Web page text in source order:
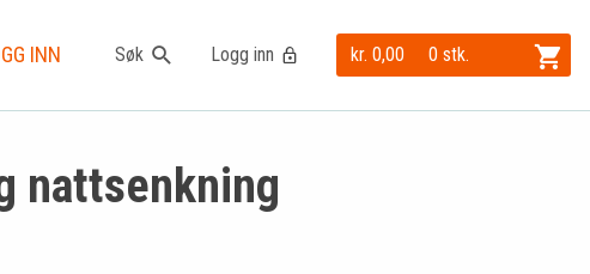
Søk kr. 0,00 0 stk.
INN Logg inn
nattsenkning